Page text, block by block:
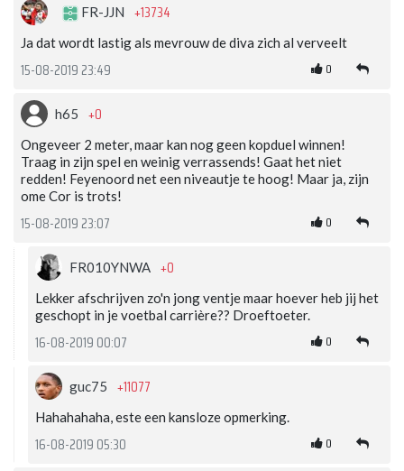
FR-JJN +13734
Ja dat wordt lastig als mevrouw de diva zich al verveelt
15-08-2019 23:49 0
h65 +0
Ongeveer 2 meter, maar kan nog geen kopduel winnen!
Traag in zijn spel en weinig verrassends! Gaat het niet
redden! Feyenoord net een niveautje te hoog! Maar ja, zijn
ome Cor is trots!
15-08-2019 23:07 0
FR010YNWA +0
Lekker afschrijven zo'n jong ventje maar hoever heb jij het
geschopt in je voetbal carrière?? Droeftoeter.
16-08-2019 00:07 0
guc75 +11077
Hahahahaha, este een kansloze opmerking.
16-08-2019 05:30 0